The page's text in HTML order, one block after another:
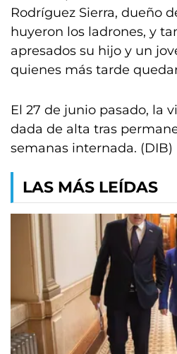
Rodríguez Sierra, dueño
huyeron los ladrones, y
apresados su hijo y un
quienes más tarde
El 27 de junio pasado, la
dada de alta tras
semanas internada. (DIB)
LAS MÁS LEÍDAS